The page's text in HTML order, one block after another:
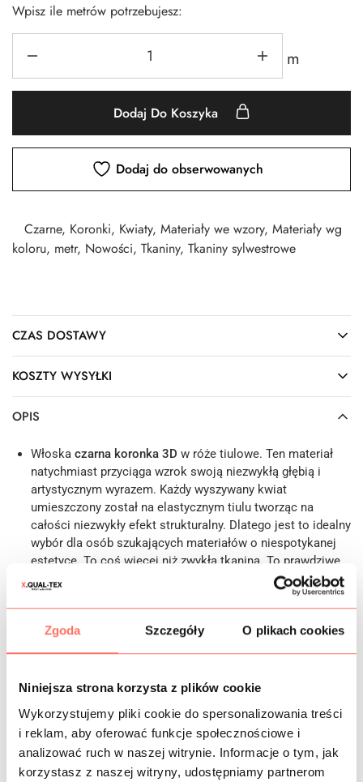
Zgoda Szczegóły O plikach cookies
Niniejsza strona korzysta z plików cookie
Wykorzystujemy pliki cookie do spersonalizowania treści
i reklam, aby oferować funkcje społecznościowe i
analizować ruch w naszej witrynie. Informacje o tym, jak
korzystasz z naszej witryny, udostępniamy partnerom
Wpisz ile metrów potrzebujesz:
m
Dodaj Do Koszyka
Dodaj do obserwowanych
Czarne, Koronki, Kwiaty, Materiały we wzory, Materiały wg
koloru, metr, Nowości, Tkaniny, Tkaniny sylwestrowe
CZAS DOSTAWY
KOSZTY WYSYŁKI
OPIS
Włoska czarna koronka 3D w róże tiulowe. Ten materiał
natychmiast przyciąga wzrok swoją niezwykłą głębią i
artystycznym wyrazem. Każdy wyszywany kwiat
umieszczony został na elastycznym tiulu tworząc na
całości niezwykły efekt strukturalny. Dlatego jest to idealny
wybór dla osób szukających materiałów o niespotykanej
estetyce. To coś więcej niż zwykła tkanina. To prawdziwe
dzieło sztuki tekstylnej, które zdefiniuje Twój wyrafinowany
Cechy: to tiulowy materiałlekko elastyczny,delikatnie
przezierny
, w niektórych przypadkach wymaga
zastosowania podszewki. Posiada unikalną fakturę.
tiulu pod swoimi palcami. Przestrzenne róże tworzą
projektom rzeźbiarski charakter. Dodatkowo koronka
zachowuje zdumiewającą lekkość mimo swojej bogatej i
gęstej struktury. Matowe wykończenie płatków w subtelny
sposób pochłania światło. W rezultacie materiał zyskuje